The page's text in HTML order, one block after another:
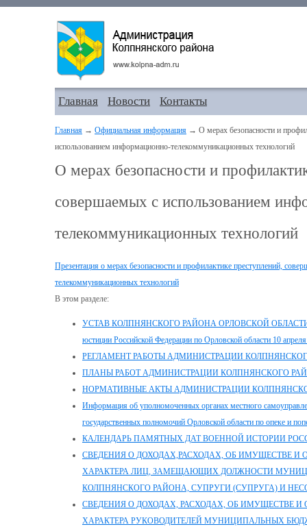
Главная Новости Контакты
Главная → Официальная информация → О мерах безопасности и
использованием информационно-телекоммуникационных технологий
О мерах безопасности и
совершаемых с использованием
телекоммуникационных технологий
Презентация о мерах безопасности и профилактике преступлений,
телекоммуникационных технологий
В этом разделе:
УСТАВ КОЛПНЯНСКОГО РАЙОНА ОРЛОВСКОЙ ОБЛАСТИ
юстиции Российской Федерации по Орловской области 10
РЕГЛАМЕНТ РАБОТЫ АДМИНИСТРАЦИИ
ПЛАНЫ РАБОТ АДМИНИСТРАЦИИ КОЛПНЯНСКОГО
НОРМАТИВНЫЕ АКТЫ АДМИНИСТРАЦИИ
Информация об уполномоченных органах местного
государственных полномочий Орловской области по опеке и
КАЛЕНДАРЬ ПАМЯТНЫХ ДАТ ВОЕННОЙ ИСТОРИИ
СВЕДЕНИЯ О ДОХОДАХ,РАСХОДАХ, ОБ ИМУЩЕСТВЕ И
ХАРАКТЕРА ЛИЦ, ЗАМЕЩАЮЩИХ ДОЛЖНОСТИ
КОЛПНЯНСКОГО РАЙОНА, СУПРУГИ (СУПРУГА) И
СВЕДЕНИЯ О ДОХОДАХ, РАСХОДАХ, ОБ ИМУЩЕСТВЕ
ХАРАКТЕРА РУКОВОДИТЕЛЕЙ МУНИЦИПАЛЬНЫХ